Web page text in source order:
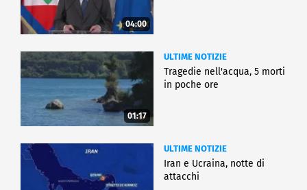
04:00
01:17
ULTIME NOTIZIE
Tragedie nell'acqua, 5 morti
in poche ore
ULTIME NOTIZIE
Iran e Ucraina, notte di
attacchi